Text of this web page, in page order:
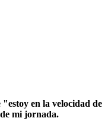
en la velocidad de
mi jornada.